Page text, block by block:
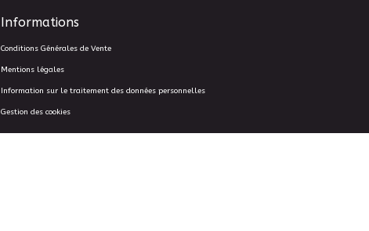
Informations
Conditions Générales de Vente
Mentions légales
Information sur le traitement des données personnelles
Gestion des cookies